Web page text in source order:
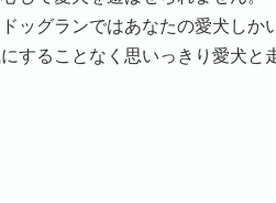
ッグランではあなたの愛犬しか
することなく思いっきり愛犬と